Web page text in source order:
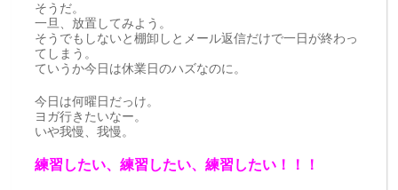
そうだ。
一旦、放置してみよう。
そうでもしないと棚卸しとメール返信だけで一日が終わっ
てしまう。
ていうか今日は休業日のハズなのに。
今日は何曜日だっけ。
ヨガ行きたいなー。
いや我慢、我慢。
練習したい、練習したい、練習したい！！！